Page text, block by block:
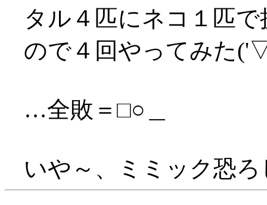
タル４匹にネコ１匹
ので４回やってみた
…全敗＝□○＿
いや～、ミミック恐ろ